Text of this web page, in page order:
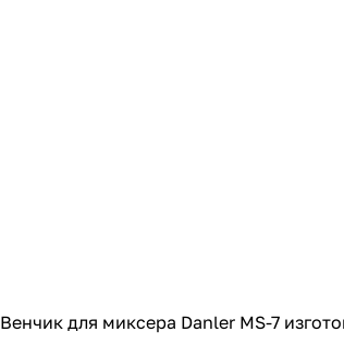
Венчик для миксера Danler MS-7